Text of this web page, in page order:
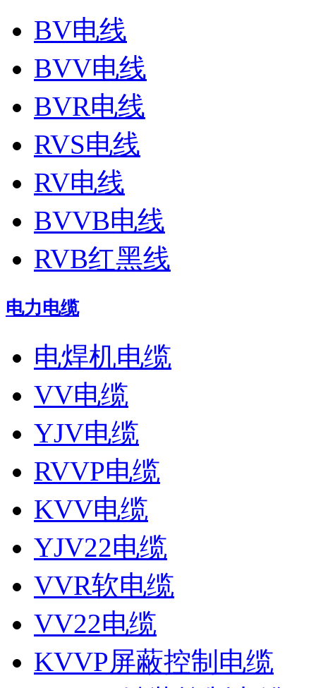
BV电线
BVV电线
BVR电线
RVS电线
RV电线
BVVB电线
RVB红黑线
电力电缆
电焊机电缆
VV电缆
YJV电缆
RVVP电缆
KVV电缆
YJV22电缆
VVR软电缆
VV22电缆
KVVP屏蔽控制电缆